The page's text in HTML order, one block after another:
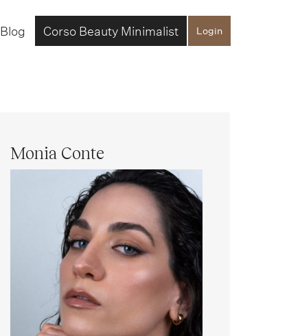
Login
Blog Corso Beauty Minimalist
Monia Conte